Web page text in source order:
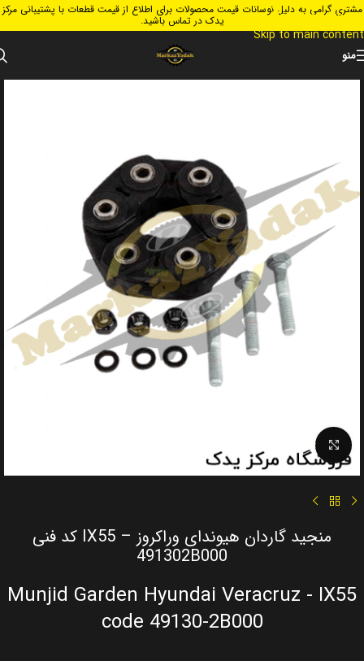
Skip to navigation
Skip to main content
مشتری گرامی به دلیل نوسانات قیمت محصولات برای اطلاع از قیمت قطعات با پشتیبانی مرکز
یدک در تماس باشید.
منو
Click to enlarge
منجید گاردان هیوندای وراکروز – IX55 کد فنی
491302B000
Munjid Garden Hyundai Veracruz - IX55
code 49130-2B000